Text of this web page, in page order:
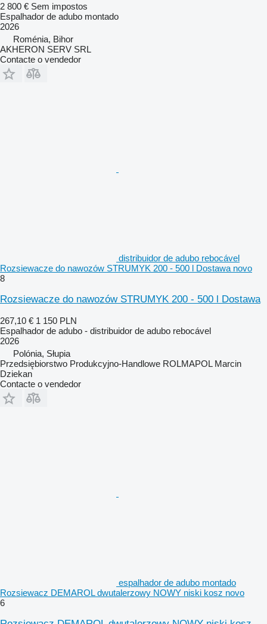
2 800 € Sem impostos
Espalhador de adubo montado
2026
Roménia, Bihor
AKHERON SERV SRL
Contacte o vendedor
distribuidor de adubo rebocável
Rozsiewacze do nawozów STRUMYK 200 - 500 l Dostawa novo
8
Rozsiewacze do nawozów STRUMYK 200 - 500 l Dostawa
267,10 € 1 150 PLN
Espalhador de adubo - distribuidor de adubo rebocável
2026
Polónia, Słupia
Przedsiębiorstwo Produkcyjno-Handlowe ROLMAPOL Marcin
Dziekan
Contacte o vendedor
espalhador de adubo montado
Rozsiewacz DEMAROL dwutalerzowy NOWY niski kosz novo
6